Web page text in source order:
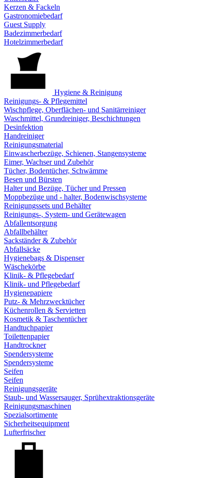
Kerzen & Fackeln
Gastronomiebedarf
Guest Supply
Badezimmerbedarf
Hotelzimmerbedarf
Hygiene & Reinigung
Reinigungs- & Pflegemittel
Wischpflege, Oberflächen- und Sanitärreiniger
Waschmittel, Grundreiniger, Beschichtungen
Desinfektion
Handreiniger
Reinigungsmaterial
Einwascherbezüge, Schienen, Stangensysteme
Eimer, Wachser und Zubehör
Tücher, Bodentücher, Schwämme
Besen und Bürsten
Halter und Bezüge, Tücher und Pressen
Moppbezüge und - halter, Bodenwischsysteme
Reinigungssets und Behälter
Reinigungs-, System- und Gerätewagen
Abfallentsorgung
Abfallbehälter
Sackständer & Zubehör
Abfallsäcke
Hygienebags & Dispenser
Wäschekörbe
Klinik- & Pflegebedarf
Klinik- und Pflegebedarf
Hygienepapiere
Putz- & Mehrzwecktücher
Küchenrollen & Servietten
Kosmetik & Taschentücher
Handtuchpapier
Toilettenpapier
Handtrockner
Spendersysteme
Spendersysteme
Seifen
Seifen
Reinigungsgeräte
Staub- und Wassersauger, Sprühextraktionsgeräte
Reinigungsmaschinen
Spezialsortimente
Sicherheitsequipment
Lufterfrischer